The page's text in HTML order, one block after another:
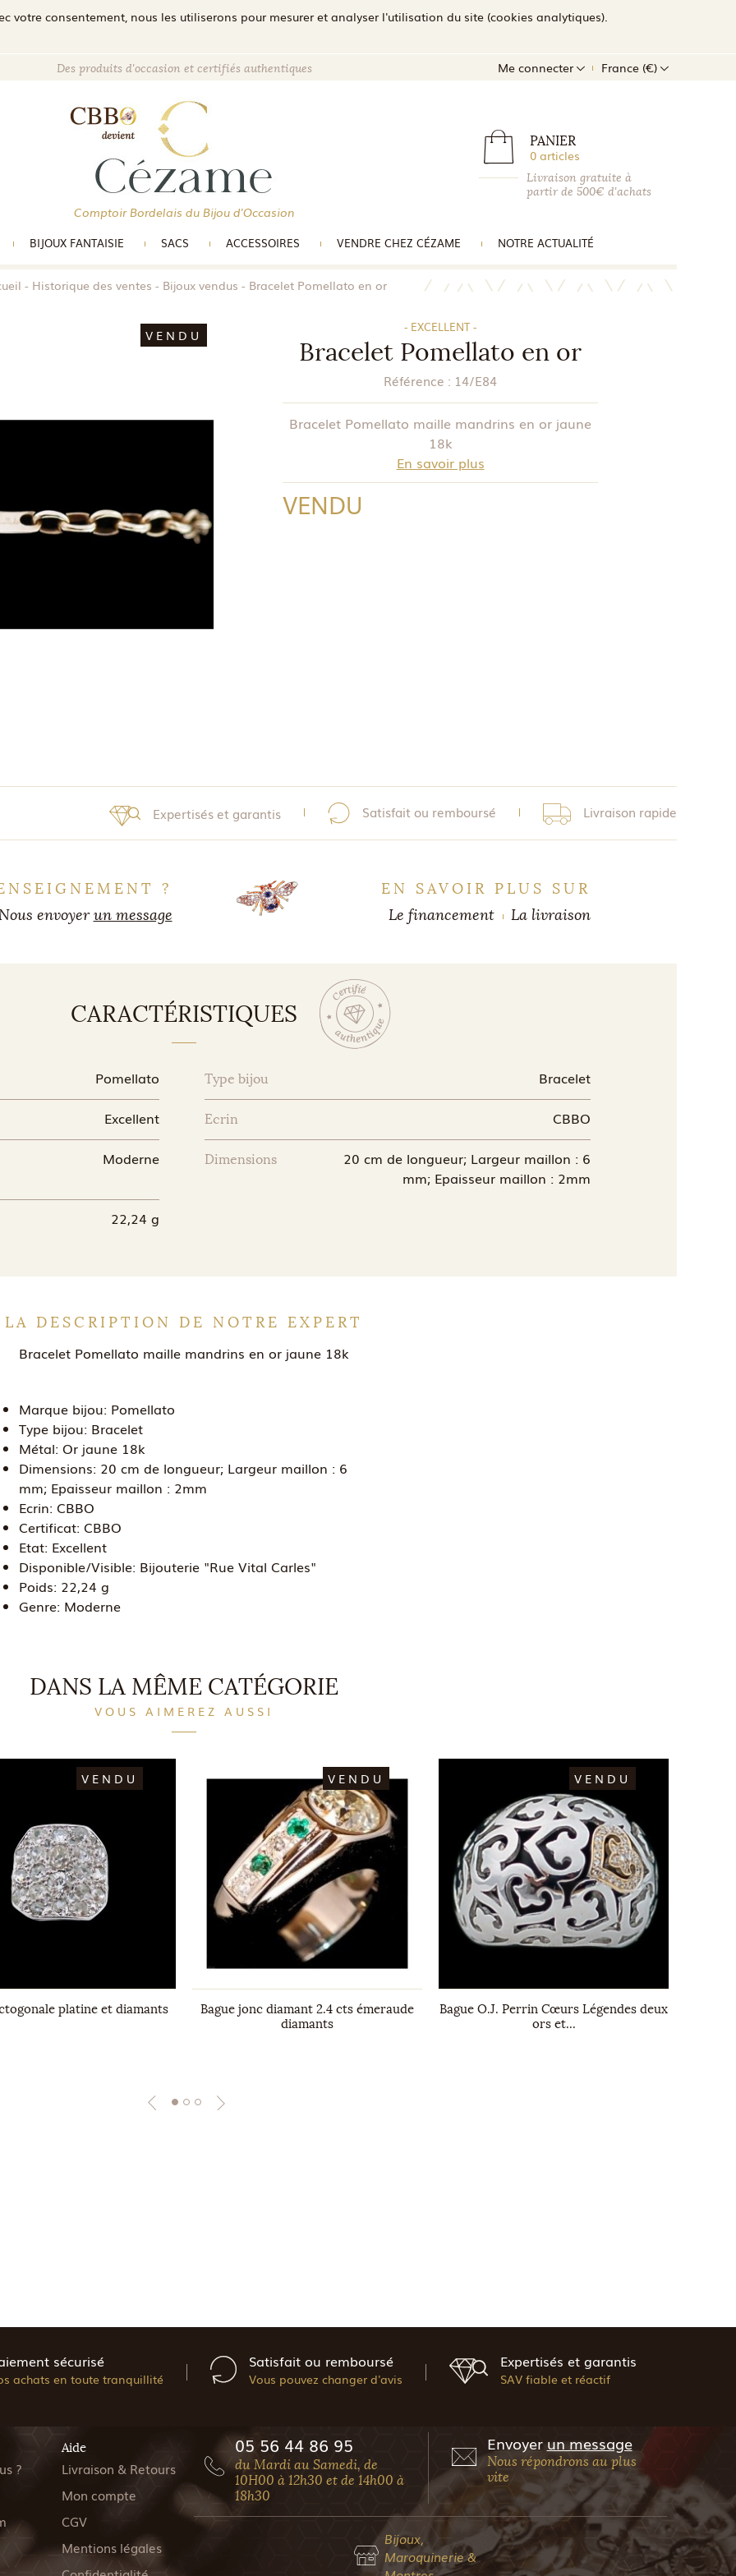
votre consentement, nous les utiliserons pour mesurer et analyser l'utilisation du site (cookies analytiques).
Des produits d'occasion et certifiés authentiques Me connecter France (€)
PANIER
0 articles
Livraison gratuite à
partir de 500€ d'achats
Comptoir Bordelais du Bijou d'Occasion
BIJOUX FANTAISIE SACS ACCESSOIRES VENDRE CHEZ CÉZAME NOTRE ACTUALITÉ
Historique des ventes Bijoux vendus Bracelet Pomellato en or
VENDU
- EXCELLENT -
Bracelet Pomellato en or
Référence : 14/E84
Bracelet Pomellato maille mandrins en or jaune
18k
En savoir plus
VENDU
Expertisés et garantis Satisfait ou remboursé Livraison rapide
?
envoyerun message
EN SAVOIR PLUS SUR
Le financement
La livraison
CARACTÉRISTIQUES
Pomellato Type bijou Bracelet
Excellent Ecrin CBBO
Moderne Dimensions
20 cm de longueur; Largeur maillon : 6
mm; Epaisseur maillon : 2mm
22,24 g
LA DESCRIPTION DE NOTRE EXPERT
Bracelet Pomellato maille mandrins en or jaune 18k
Marque bijou: Pomellato
Type bijou: Bracelet
Métal: Or jaune 18k
Dimensions: 20 cm de longueur; Largeur maillon : 6
mm; Epaisseur maillon : 2mm
Ecrin: CBBO
Certificat: CBBO
Etat: Excellent
Disponible/Visible: Bijouterie "Rue Vital Carles"
Poids: 22,24 g
Genre: Moderne
DANS LA MÊME CATÉGORIE
VOUS AIMEREZ AUSSI
VENDU
platine et diamants
VENDU
Bague jonc diamant 2.4 cts émeraude
diamants
VENDU
Bague O.J. Perrin Cœurs Légendes deux
ors et...
sécurisé
achats en toute tranquillité
Satisfait ou remboursé
Vous pouvez changer d'avis
Expertisés et garantis
SAV fiable et réactif
?
Aide
Livraison & Retours
Mon compte
CGV
Mentions légales
05 56 44 86 95
du Mardi au Samedi, de
10H00 à 12h30 et de 14h00 à
18h30
Envoyer un message
Nous répondrons au plus
vite
Bijoux,
Maroquinerie &